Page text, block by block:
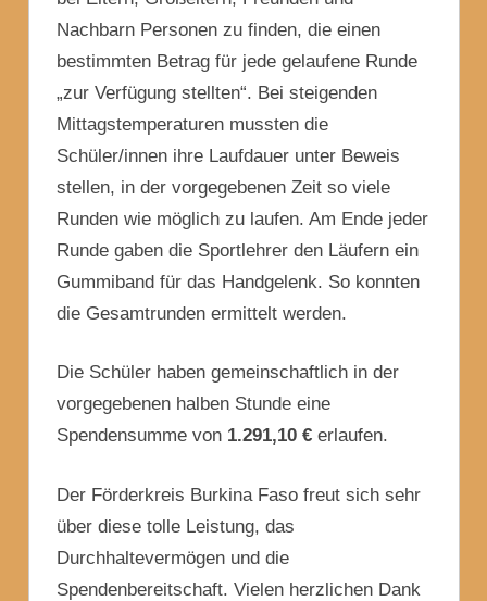
Nachbarn Personen zu finden, die einen
bestimmten Betrag für jede gelaufene Runde
„zur Verfügung stellten“. Bei steigenden
Mittagstemperaturen mussten die
Schüler/innen ihre Laufdauer unter Beweis
stellen, in der vorgegebenen Zeit so viele
Runden wie möglich zu laufen. Am Ende jeder
Runde gaben die Sportlehrer den Läufern ein
Gummiband für das Handgelenk. So konnten
die Gesamtrunden ermittelt werden.
Die Schüler haben gemeinschaftlich in der
vorgegebenen halben Stunde eine
Spendensumme von 1.291,10 € erlaufen.
Der Förderkreis Burkina Faso freut sich sehr
über diese tolle Leistung, das
Durchhaltevermögen und die
Spendenbereitschaft. Vielen herzlichen Dank